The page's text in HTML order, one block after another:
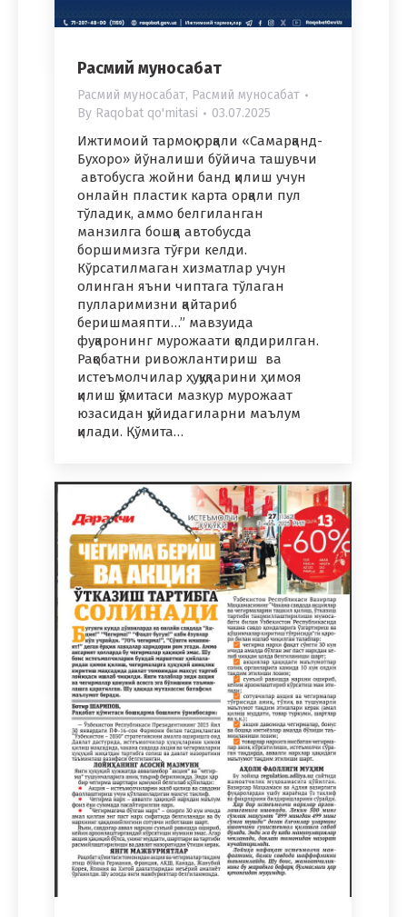
Расмий муносабат
Расмий муносабат, Расмий муносабат
By Raqobat qo'mitasi 03.07.2025
Ижтимоий тармоқ орқали «Самарқанд-
Бухоро» йўналиши бўйича ташувчи
автобусга жойни банд қилиш учун
онлайн пластик карта орқали пул
тўладик, аммо белгиланган
манзилга бошқа автобусда
боршимизга тўғри келди.
Кўрсатилмаган хизматлар учун
олинган яъни чиптага тўлаган
пулларимизни қайтариб
беришмаяпти…” мавзуида
фуқаронинг мурожаати қолдирилган.
Рақобатни ривожлантириш ва
истеъмолчилар ҳуқуқларини ҳимоя
қилиш қўмитаси мазкур мурожаат
юзасидан қуйидагиларни маълум
қилади. Қўмита…